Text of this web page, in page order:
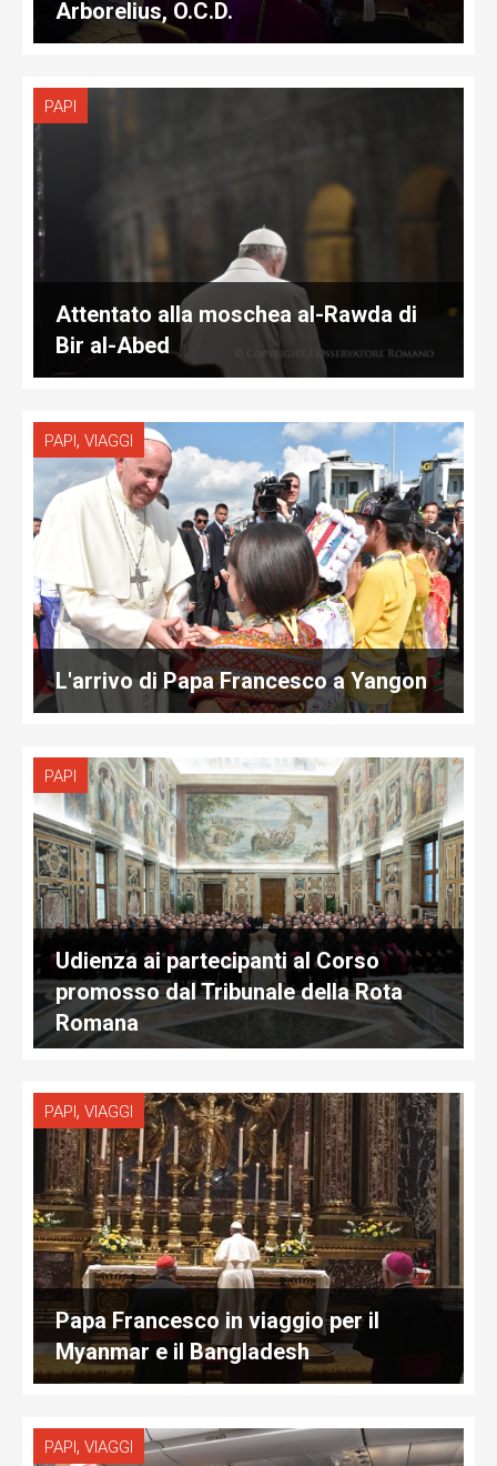
Arborelius, O.C.D.
PAPI
Attentato alla moschea al-Rawda di
Bir al-Abed
PAPI , VIAGGI
L'arrivo di Papa Francesco a Yangon
PAPI
Udienza ai partecipanti al Corso
promosso dal Tribunale della Rota
Romana
PAPI, VIAGGI
Papa Francesco in viaggio per il
Myanmar e il Bangladesh
PAPI, VIAGGI